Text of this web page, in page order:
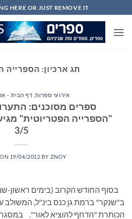
to
content
HERE OR JUST REMOVE IT...
תג ארכיון: הספרייה
אירועי ספרות דף הבית -
ספרים מסוכנים:
3/5
19/04/2012 BY ZNOY
ב"שנקר" ברמת גן כנס בינ"ל, המשולב
הכותרת "הדחף להוציא לאור".